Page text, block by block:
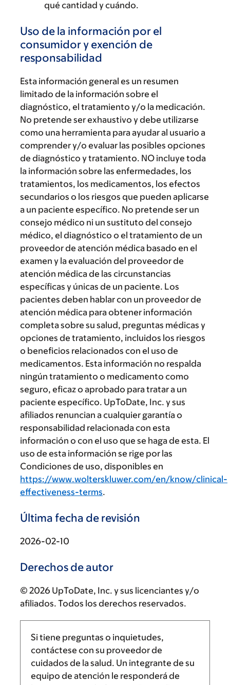
qué cantidad y cuándo.
Uso de la información por el
consumidor y exención de
responsabilidad
Esta información general es un resumen
limitado de la información sobre el
diagnóstico, el tratamiento y/o la medicación.
No pretende ser exhaustivo y debe utilizarse
como una herramienta para ayudar al usuario a
comprender y/o evaluar las posibles opciones
de diagnóstico y tratamiento. NO incluye toda
la información sobre las enfermedades, los
tratamientos, los medicamentos, los efectos
secundarios o los riesgos que pueden aplicarse
a un paciente específico. No pretende ser un
consejo médico ni un sustituto del consejo
médico, el diagnóstico o el tratamiento de un
proveedor de atención médica basado en el
examen y la evaluación del proveedor de
atención médica de las circunstancias
específicas y únicas de un paciente. Los
pacientes deben hablar con un proveedor de
atención médica para obtener información
completa sobre su salud, preguntas médicas y
opciones de tratamiento, incluidos los riesgos
o beneficios relacionados con el uso de
medicamentos. Esta información no respalda
ningún tratamiento o medicamento como
seguro, eficaz o aprobado para tratar a un
paciente específico. UpToDate, Inc. y sus
afiliados renuncian a cualquier garantía o
responsabilidad relacionada con esta
información o con el uso que se haga de esta. El
uso de esta información se rige por las
Condiciones de uso, disponibles en
https://www.wolterskluwer.com/en/know/clinical-
effectiveness-terms.
Última fecha de revisión
2026-02-10
Derechos de autor
© 2026 UpToDate, Inc. y sus licenciantes y/o
afiliados. Todos los derechos reservados.
Si tiene preguntas o inquietudes,
contáctese con su proveedor de
cuidados de la salud. Un integrante de su
equipo de atención le responderá de